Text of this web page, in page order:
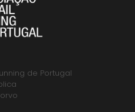
de Portugal